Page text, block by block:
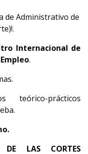
de Administrativo de
Internacional de
.
teórico-prácticos
DE LAS CORTES